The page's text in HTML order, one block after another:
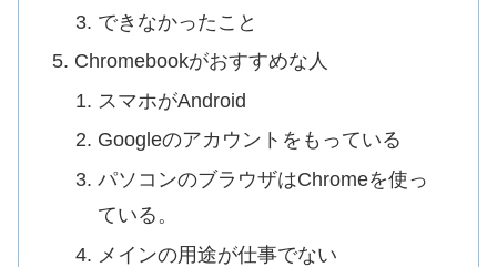
できなかったこと
Chromebookがおすすめな人
スマホがAndroid
Googleのアカウントをもっている
パソコンのブラウザはChromeを使っ
ている。
メインの用途が仕事でない